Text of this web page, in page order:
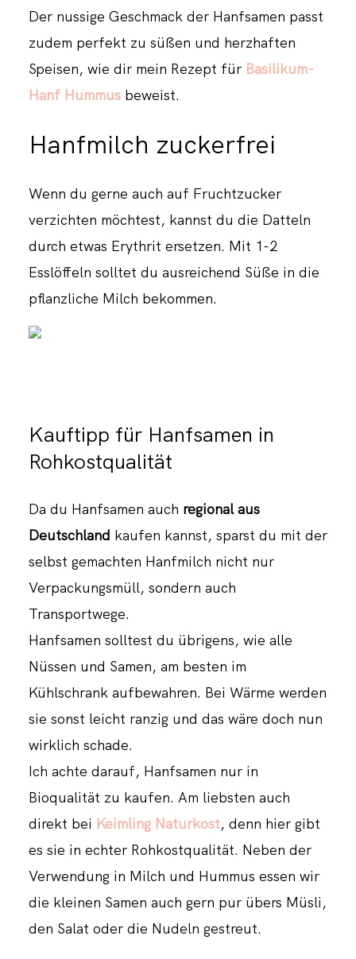
Der nussige Geschmack der Hanfsamen passt
zudem perfekt zu süßen und herzhaften
Speisen, wie dir mein Rezept für Basilikum-
Hanf Hummus beweist.
Hanfmilch zuckerfrei
Wenn du gerne auch auf Fruchtzucker
verzichten möchtest, kannst du die Datteln
durch etwas Erythrit ersetzen. Mit 1-2
Esslöffeln solltet du ausreichend Süße in die
pflanzliche Milch bekommen.
Kauftipp für Hanfsamen in
Rohkostqualität
Da du Hanfsamen auch regional aus
Deutschland kaufen kannst, sparst du mit der
selbst gemachten Hanfmilch nicht nur
Verpackungsmüll, sondern auch
Transportwege.
Hanfsamen solltest du übrigens, wie alle
Nüssen und Samen, am besten im
Kühlschrank aufbewahren. Bei Wärme werden
sie sonst leicht ranzig und das wäre doch nun
wirklich schade.
Ich achte darauf, Hanfsamen nur in
Bioqualität zu kaufen. Am liebsten auch
direkt bei Keimling Naturkost, denn hier gibt
es sie in echter Rohkostqualität. Neben der
Verwendung in Milch und Hummus essen wir
die kleinen Samen auch gern pur übers Müsli,
den Salat oder die Nudeln gestreut.